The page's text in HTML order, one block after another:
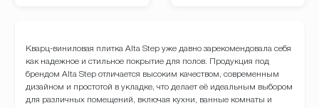
Кварц-виниловая плитка Alta Step уже давно зарекомендовала себя
как надежное и стильное покрытие для полов. Продукция под
брендом Alta Step отличается высоким качеством, современным
дизайном и простотой в укладке, что делает её идеальным выбором
для различных помещений, включая кухни, ванные комнаты и